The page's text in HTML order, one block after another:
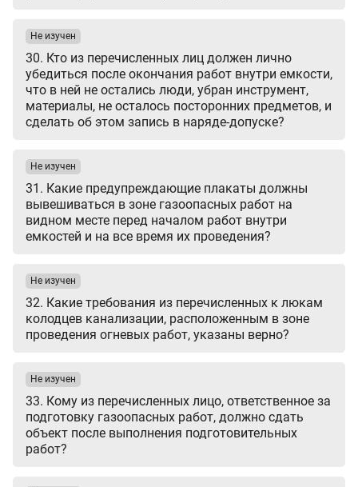
30. Кто из перечисленных лиц должен лично
убедиться после окончания работ внутри емкости,
что в ней не остались люди, убран инструмент,
материалы, не осталось посторонних предметов, и
сделать об этом запись в наряде-допуске?
Не изучен
31. Какие предупреждающие плакаты должны
вывешиваться в зоне газоопасных работ на
видном месте перед началом работ внутри
емкостей и на все время их проведения?
Не изучен
32. Какие требования из перечисленных к люкам
колодцев канализации, расположенным в зоне
проведения огневых работ, указаны верно?
Не изучен
33. Кому из перечисленных лицо, ответственное за
подготовку газоопасных работ, должно сдать
объект после выполнения подготовительных
работ?
Не изучен